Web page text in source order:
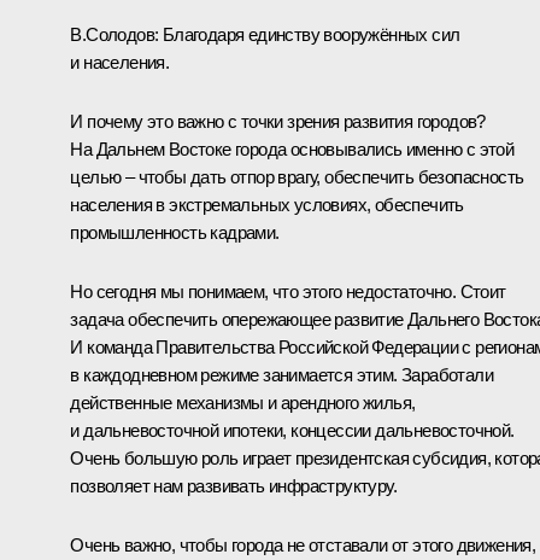
В.Солодов: Благодаря единству вооружённых сил
и населения.
И почему это важно с точки зрения развития городов?
На Дальнем Востоке города основывались именно с этой
целью – чтобы дать отпор врагу, обеспечить безопасность
населения в экстремальных условиях, обеспечить
промышленность кадрами.
Но сегодня мы понимаем, что этого недостаточно. Стоит
задача обеспечить опережающее развитие Дальнего
И команда Правительства Российской Федерации с
в каждодневном режиме занимается этим. Заработали
действенные механизмы и арендного жилья,
и дальневосточной ипотеки, концессии дальневосточной.
Очень большую роль играет президентская субсидия,
позволяет нам развивать инфраструктуру.
Очень важно, чтобы города не отставали от этого движения,